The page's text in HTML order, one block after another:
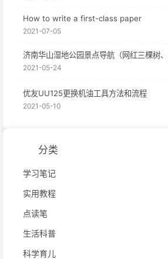
How to write a first-class paper
2021-07-05
济南华山湿地公园景点导航（网红三棵树、
2021-05-24
优友UU125更换机油工具方法和流程
2021-05-10
分类
学习笔记
实用教程
点读笔
生活科普
科学育儿